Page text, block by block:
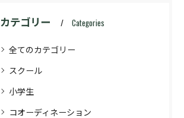
カテゴリー Categories
全てのカテゴリー
スクール
小学生
コオーディネーション